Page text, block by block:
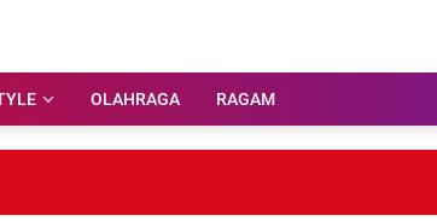
OLAHRAGA RAGAM